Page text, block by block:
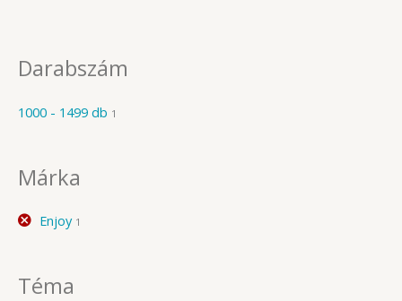
Darabszám
1000 - 1499 db 1
Márka
Enjoy 1
Téma